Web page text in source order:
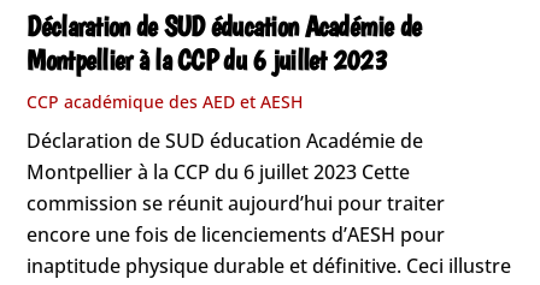
Déclaration de SUD éducation Académie de
Montpellier à la CCP du 6 juillet 2023
CCP académique des AED et AESH
Déclaration de SUD éducation Académie de
Montpellier à la CCP du 6 juillet 2023 Cette
commission se réunit aujourd’hui pour traiter
encore une fois de licenciements d’AESH pour
inaptitude physique durable et définitive. Ceci illustre